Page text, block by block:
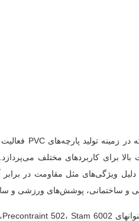
به دلیل ویژگی‌های مثل مقاومت
ساختمانی، پوشش‌های ورزشی و